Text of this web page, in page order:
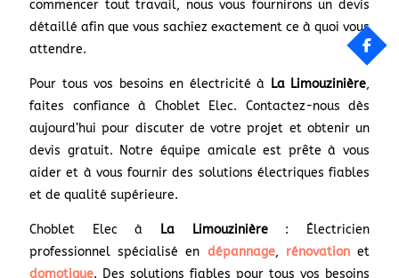
commencer tout travail, nous vous fournirons un devis
détaillé afin que vous sachiez exactement ce à quoi vous
attendre.
Pour tous vos besoins en électricité à La Limouzinière,
faites confiance à Choblet Elec. Contactez-nous dès
aujourd’hui pour discuter de votre projet et obtenir un
devis gratuit. Notre équipe amicale est prête à vous
aider et à vous fournir des solutions électriques fiables
et de qualité supérieure.
Choblet Elec à La Limouzinière: Électricien
professionnel spécialisé en dépannage, rénovationet
domotique. Des solutions fiables pour tous vos besoins